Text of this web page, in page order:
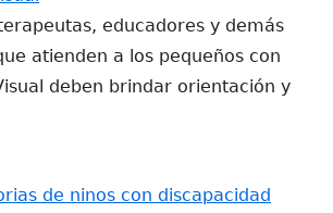
educadores y demás
atienden a los pequeños con
deben brindar orientación y
de ninos con discapacidad